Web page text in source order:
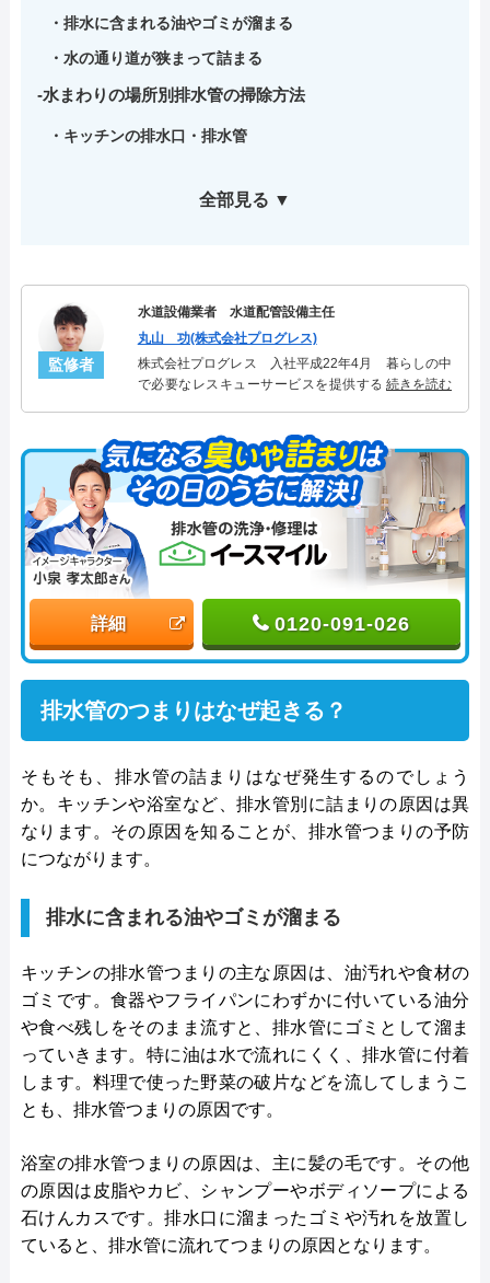
排水に含まれる油やゴミが溜まる
水の通り道が狭まって詰まる
水まわりの場所別排水管の掃除方法
キッチンの排水口・排水管
全部見る ▼
監修者
水道設備業者 水道配管設備主任
丸山 功(株式会社プログレス)
株式会社プログレス 入社平成22年4月 暮らしの中
で必要なレスキューサービスを提供する株式会社プ
解決。多くのお客様に信頼される「水道管」のスペ
シャリスト。
続きを読む
詳細 0120-091-026
排水管のつまりはなぜ起きる？
そもそも、排水管の詰まりはなぜ発生するのでしょう
か。キッチンや浴室など、排水管別に詰まりの原因は異
なります。その原因を知ることが、排水管つまりの予防
につながります。
排水に含まれる油やゴミが溜まる
キッチンの排水管つまりの主な原因は、油汚れや食材の
ゴミです。食器やフライパンにわずかに付いている油分
や食べ残しをそのまま流すと、排水管にゴミとして溜ま
っていきます。特に油は水で流れにくく、排水管に付着
します。料理で使った野菜の破片などを流してしまうこ
とも、排水管つまりの原因です。
浴室の排水管つまりの原因は、主に髪の毛です。その他
の原因は皮脂やカビ、シャンプーやボディソープによる
石けんカスです。排水口に溜まったゴミや汚れを放置し
ていると、排水管に流れてつまりの原因となります。